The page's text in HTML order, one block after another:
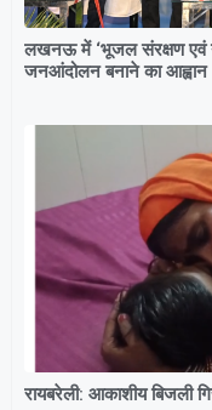
लखनऊ में ‘भूजल संरक्षण एवं
जनआंदोलन बनाने का आह्वान
रायबरेली: आकाशीय बिजली